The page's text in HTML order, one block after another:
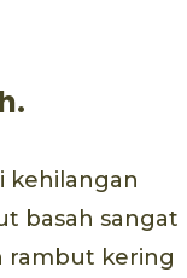
kehilangan
basah sangat
rambut kering